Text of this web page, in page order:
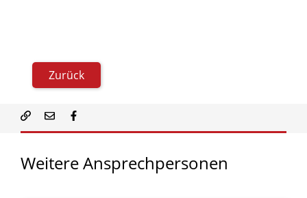
Zurück
WeitereAnsprechpersonen